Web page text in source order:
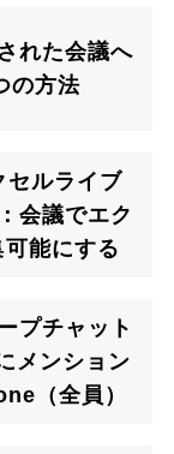
れた会議へ
の方法
セルライブ
会議でエク
能にする
プチャット
メンション
（全員）